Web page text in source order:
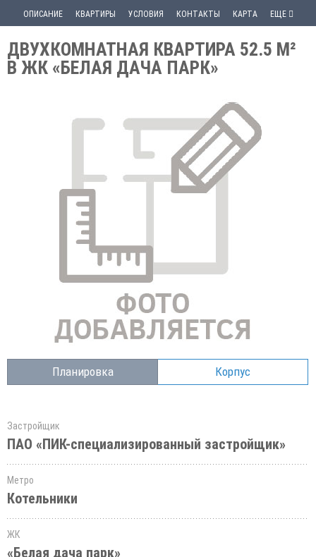
ОПИСАНИЕ КВАРТИРЫ УСЛОВИЯ КОНТАКТЫ КАРТА ЕЩЕ
ДВУХКОМНАТНАЯ КВАРТИРА 52.5 М²
В ЖК «БЕЛАЯ ДАЧА ПАРК»
Планировка Корпус
Застройщик
ПАО «ПИК-специализированный застройщик»
Метро
Котельники
ЖК
«Белая дача парк»